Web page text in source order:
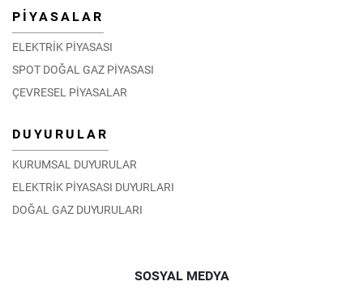
PİYASALAR
ELEKTRİK PİYASASI
SPOT DOĞAL GAZ PİYASASI
ÇEVRESEL PİYASALAR
DUYURULAR
KURUMSAL DUYURULAR
ELEKTRİK PİYASASI DUYURLARI
DOĞAL GAZ DUYURULARI
SOSYAL MEDYA